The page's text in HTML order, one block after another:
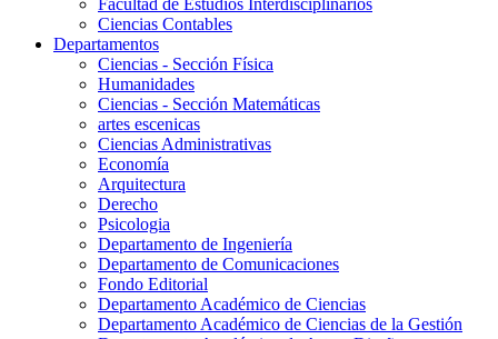
Facultad de Estudios Interdisciplinarios
Ciencias Contables
Departamentos
Ciencias - Sección Física
Humanidades
Ciencias - Sección Matemáticas
artes escenicas
Ciencias Administrativas
Economía
Arquitectura
Derecho
Psicologia
Departamento de Ingeniería
Departamento de Comunicaciones
Fondo Editorial
Departamento Académico de Ciencias
Departamento Académico de Ciencias de la Gestión